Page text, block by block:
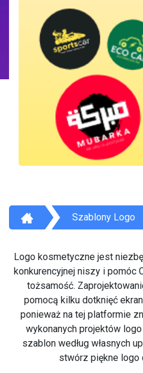
Szablony Logo
Logo kosmetyczne jest
konkurencyjnej niszy i pomóc
tożsamość.
pomocą kilku dotknięć
ponieważ na tej platformie
wykonanych projektów
szablon według własnych
stwórz piękne logo